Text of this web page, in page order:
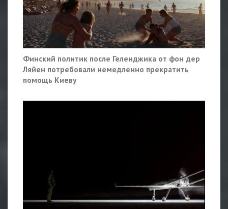
Финский политик после Геленджика от фон дер
Ляйен потребовали немедленно прекратить
помощь Киеву